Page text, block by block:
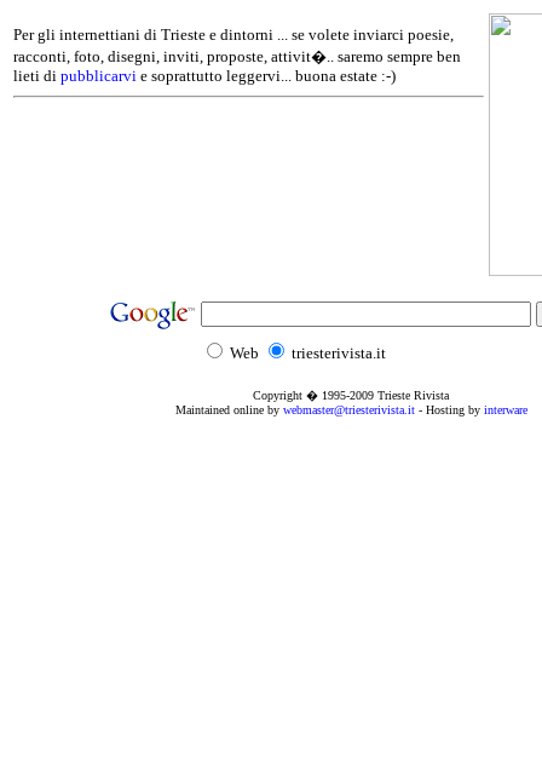
Per gli internettiani di Trieste e dintorni ... se volete inviarci poesie,
racconti, foto, disegni, inviti, proposte, attivit�.. saremo sempre ben
lieti di pubblicarvi e soprattutto leggervi... buona estate :-)
Web triesterivista.it
Copyright � 1995-2009 Trieste Rivista
Maintained online by webmaster@triesterivista.it- Hosting by interware